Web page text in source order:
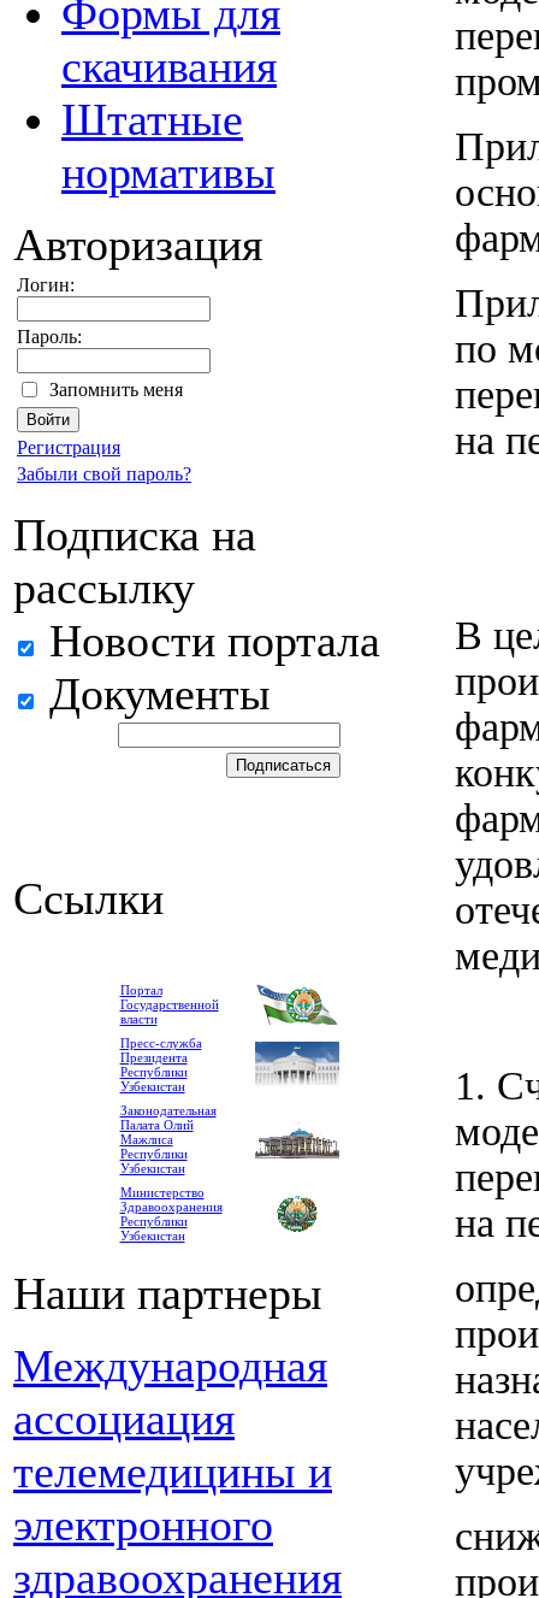
Формы для
скачивания
Штатные
нормативы
Авторизация
Логин:
Пароль:
Запомнить меня
Регистрация
Забыли свой пароль?
Подписка на
рассылку
Новости портала
Документы
Ссылки
Портал
Государственной
власти
Пресс-служба
Президента
Республики
Узбекистан
Законодательная
Палата Олий
Мажлиса
Республики
Узбекистан
Министерство
Здравоохранения
Республики
Узбекистан
Наши партнеры
Международная
ассоциация
телемедицины и
электронного
здравоохранения
по
на
В
1.
на